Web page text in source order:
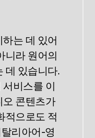
는 데 있어
니라 원어의
데 있습니다.
비스를 이
오 콘텐츠가
적으로도 적
리아어-영